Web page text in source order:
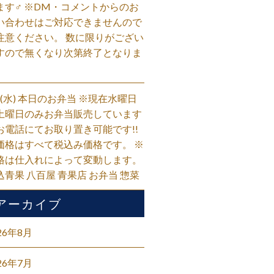
す‍♂️ ※DM・コメントからのお
合わせはご対応できませんので
意ください。 数に限りがござい
ので無くなり次第終了となりま
水) 本日のお弁当 ※現在水曜日
曜日のみお弁当販売しています
話にてお取り置き可能です!!
はすべて税込み価格です。 ※
は仕入れによって変動します。
青果 八百屋 青果店 お弁当 惣菜
ーカイブ
年8月
年7月